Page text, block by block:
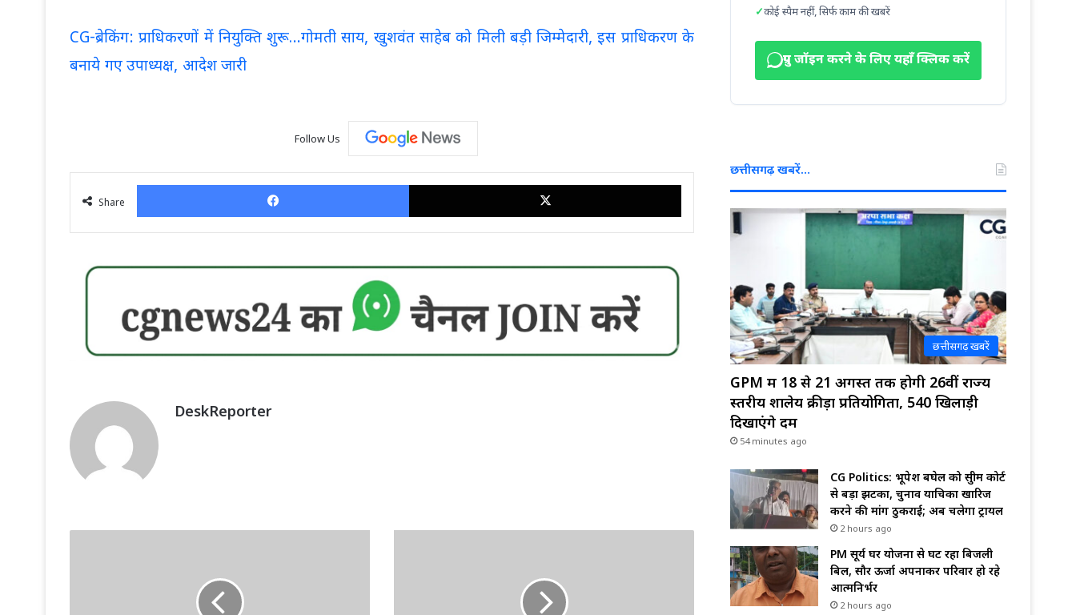
CG-ब्रेकिंग: प्राधिकरणों में नियुक्ति शुरू…गोमती साय, खुशवंत साहेब को मिली बड़ी जिम्मेदारी, इस प्राधिकरण के
बनाये गए उपाध्यक्ष, आदेश जारी
Follow Us
Share
Facebook X
DeskReporter
कोई स्पैम नहीं, सिर्फ काम की खबरें
ग्रुप जॉइन करने के लिए यहाँ क्लिक करें
छत्तीसगढ़ खबरें…
छत्तीसगढ़ खबरें
GPM में 18 से 21 अगस्त तक होगी 26वीं राज्य
स्तरीय शालेय क्रीड़ा प्रतियोगिता, 540 खिलाड़ी
दिखाएंगे दम
54 minutes ago
CG Politics: भूपेश बघेल को सुप्रीम कोर्ट
से बड़ा झटका, चुनाव याचिका खारिज
करने की मांग ठुकराई; अब चलेगा ट्रायल
2 hours ago
PM सूर्य घर योजना से घट रहा बिजली
बिल, सौर ऊर्जा अपनाकर परिवार हो रहे
आत्मनिर्भर
2 hours ago